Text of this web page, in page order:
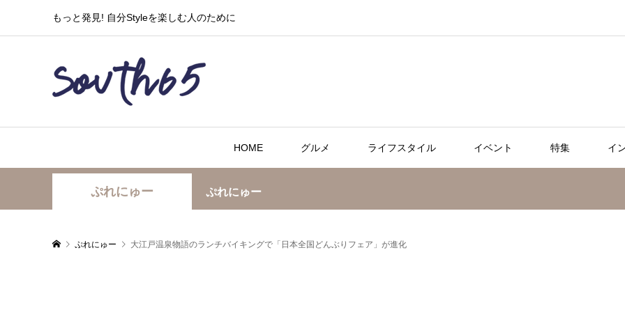
もっと発見! 自分Styleを楽しむ人のために
HOME グルメ ライフスタイル イベント 特集 イ
ぷれにゅー ぷれにゅー
ぷれにゅー 大江戸温泉物語のランチバイキングで「日本全国どんぶりフェア」が進化